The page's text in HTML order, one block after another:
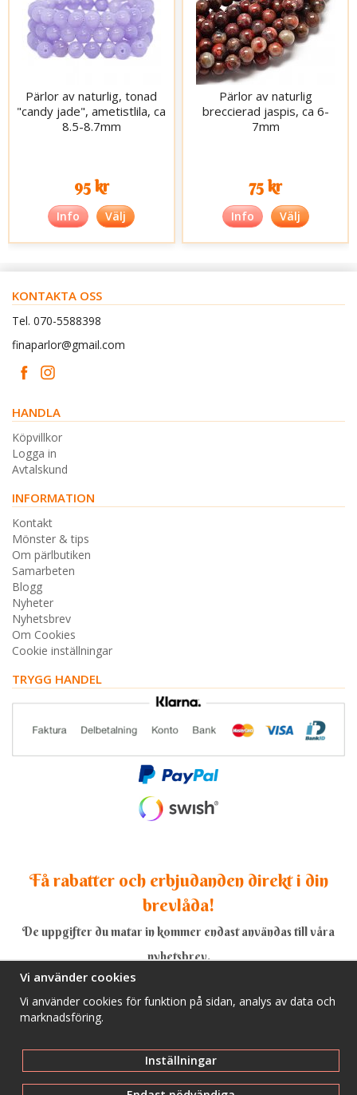
Pärlor av naturlig, tonad
"candy jade", ametistlila, ca
8.5-8.7mm
95 kr
Info Välj
Pärlor av naturlig
breccierad jaspis, ca 6-
7mm
75 kr
Info Välj
KONTAKTA OSS
Tel. 070-5588398
finaparlor@gmail.com
HANDLA
Köpvillkor
Logga in
Avtalskund
INFORMATION
Kontakt
Mönster & tips
Om pärlbutiken
Samarbeten
Blogg
Nyheter
Nyhetsbrev
Om Cookies
Cookie inställningar
TRYGG HANDEL
Få rabatter och erbjudanden direkt i din
brevlåda!
De uppgifter du matar in kommer endast användas till våra
nyhetsbrev.
Vi använder cookies
Vi använder cookies för funktion på sidan, analys av data och
marknadsföring.
Inställningar